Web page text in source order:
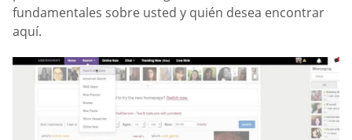
fundamentales sobre usted y quién desea encontrar
aquí.